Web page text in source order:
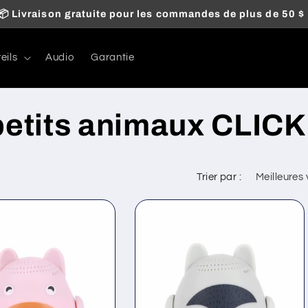
Livraison gratuite pour les commandes de plus de 50 $
Audio Garantie
animaux
Trier par :